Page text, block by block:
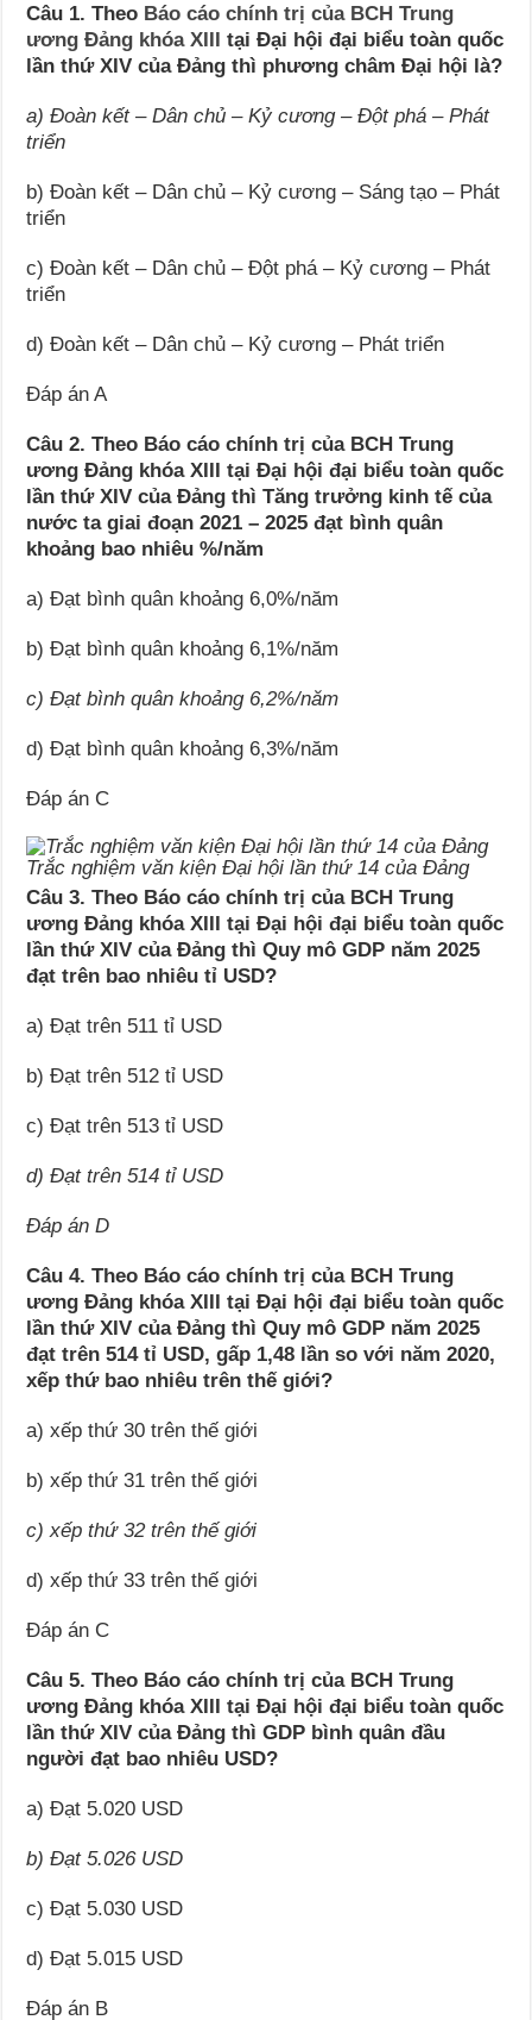
Câu 1. Theo Báo cáo chính trị của BCH Trung
ương Đảng khóa XIII tại Đại hội đại biểu toàn quốc
lần thứ XIV của Đảng thì phương châm Đại hội là?
a) Đoàn kết – Dân chủ – Kỷ cương – Đột phá – Phát
triển
b) Đoàn kết – Dân chủ – Kỷ cương – Sáng tạo – Phát
triển
c) Đoàn kết – Dân chủ – Đột phá – Kỷ cương – Phát
triển
d) Đoàn kết – Dân chủ – Kỷ cương – Phát triển
Đáp án A
Câu 2. Theo Báo cáo chính trị của BCH Trung
ương Đảng khóa XIII tại Đại hội đại biểu toàn quốc
lần thứ XIV của Đảng thì Tăng trưởng kinh tế của
nước ta giai đoạn 2021 – 2025 đạt bình quân
khoảng bao nhiêu %/năm
a) Đạt bình quân khoảng 6,0%/năm
b) Đạt bình quân khoảng 6,1%/năm
c) Đạt bình quân khoảng 6,2%/năm
d) Đạt bình quân khoảng 6,3%/năm
Đáp án C
Trắc nghiệm văn kiện Đại hội lần thứ 14 của Đảng
Câu 3. Theo Báo cáo chính trị của BCH Trung
ương Đảng khóa XIII tại Đại hội đại biểu toàn quốc
lần thứ XIV của Đảng thì Quy mô GDP năm 2025
đạt trên bao nhiêu tỉ USD?
a) Đạt trên 511 tỉ USD
b) Đạt trên 512 tỉ USD
c) Đạt trên 513 tỉ USD
d) Đạt trên 514 tỉ USD
Đáp án D
Câu 4. Theo Báo cáo chính trị của BCH Trung
ương Đảng khóa XIII tại Đại hội đại biểu toàn quốc
lần thứ XIV của Đảng thì Quy mô GDP năm 2025
đạt trên 514 tỉ USD, gấp 1,48 lần so với năm 2020,
xếp thứ bao nhiêu trên thế giới?
a) xếp thứ 30 trên thế giới
b) xếp thứ 31 trên thế giới
c) xếp thứ 32 trên thế giới
d) xếp thứ 33 trên thế giới
Đáp án C
Câu 5. Theo Báo cáo chính trị của BCH Trung
ương Đảng khóa XIII tại Đại hội đại biểu toàn quốc
lần thứ XIV của Đảng thì GDP bình quân đầu
người đạt bao nhiêu USD?
a) Đạt 5.020 USD
b) Đạt 5.026 USD
c) Đạt 5.030 USD
d) Đạt 5.015 USD
Đáp án B